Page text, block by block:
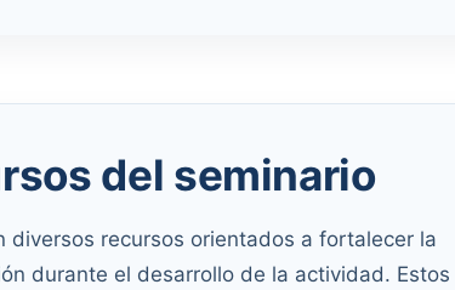
del seminario
diversos recursos orientados a fortalecer la
durante el desarrollo de la actividad. Estos